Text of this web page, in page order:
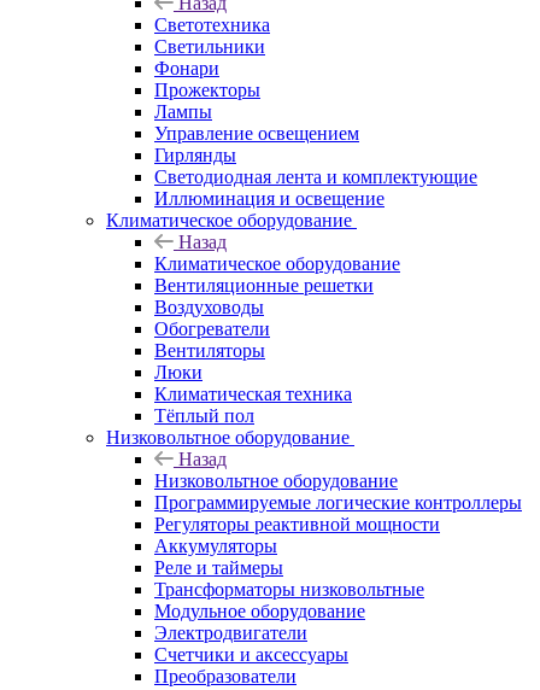
Светотехника
Светильники
Фонари
Прожекторы
Лампы
Управление освещением
Гирлянды
Светодиодная лента и комплектующие
Иллюминация и освещение
Климатическое оборудование
Назад
Климатическое оборудование
Вентиляционные решетки
Воздуховоды
Обогреватели
Вентиляторы
Люки
Климатическая техника
Тёплый пол
Низковольтное оборудование
Назад
Низковольтное оборудование
Программируемые логические контроллеры
Регуляторы реактивной мощности
Аккумуляторы
Реле и таймеры
Трансформаторы низковольтные
Модульное оборудование
Электродвигатели
Счетчики и аксессуары
Преобразователи